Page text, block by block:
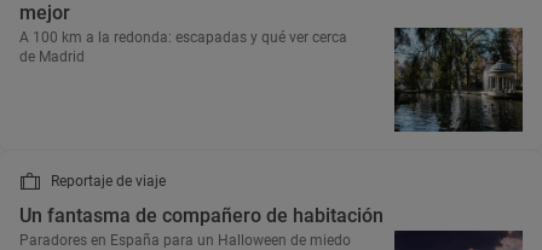
mejor
A 100 km a la redonda: escapadas y qué ver cerca
de Madrid
Reportaje de viaje
Un fantasma de compañero de habitación
Paradores en España para un Halloween de miedo